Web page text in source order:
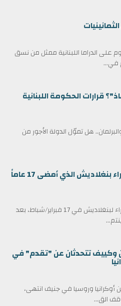
على الدراما اللبنانية ممثل من نسق
في...
قرارات الحكومة اللبنانية
هل تموّل الدولة الأجور من
من هو طارق رحمن رئيس وزراء بنغلاديش الذي أمضى 17 عاماً
أدى طارق رحمن اليمين كرئيس وزراء لبنغلاديش في 17 فبراير/شباط، بعد
وكييف تتحدثان عن "تقدم" في
أوكرانيا وروسيا في جنيف انتهى،
الق...